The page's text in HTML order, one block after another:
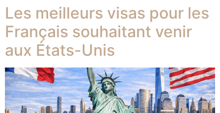
Les meilleurs visas pour les
Français souhaitant venir
aux États-Unis